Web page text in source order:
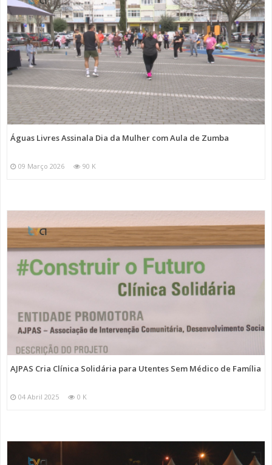
Águas Livres Assinala Dia da Mulher com Aula de Zumba
09 Março 2026 90 K
AJPAS Cria Clínica Solidária para Utentes Sem Médico de Família
04 Abril 2025 0 K